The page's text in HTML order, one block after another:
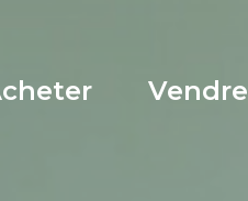
acheter vendre